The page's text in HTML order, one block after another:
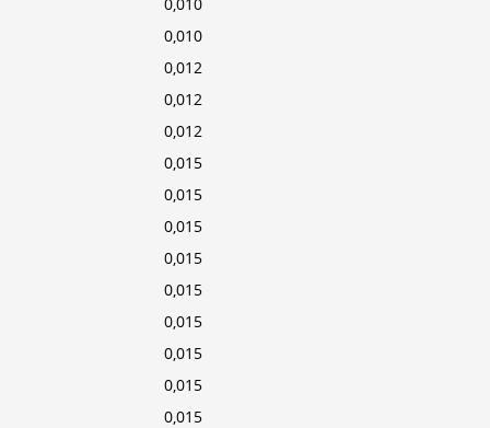
0,010
0,010
0,012
0,012
0,012
0,015
0,015
0,015
0,015
0,015
0,015
0,015
0,015
0,015